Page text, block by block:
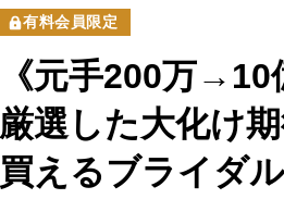
有料会員限定
《元手200万
厳選した大化け
買えるブライダ